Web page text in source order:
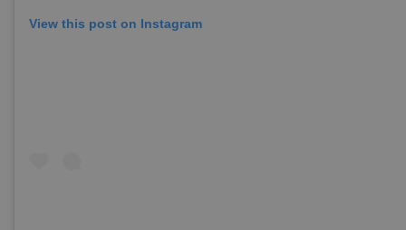
View this post on Instagram